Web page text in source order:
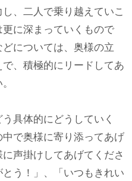
し、二人で乗り越えていこ
に深まっていくもので
については、奥様の立
、積極的にリードしてあ
具体的にどうしていく
で奥様に寄り添ってあげ
声掛けしてあげてくださ
う！」、「いつもきれい